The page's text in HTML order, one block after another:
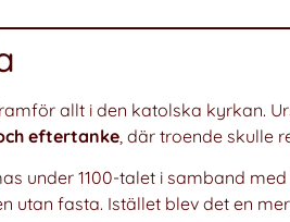
allt i den katolska kyrkan.
eftertanke , där troende skulle
under 1100-talet i samband
utan fasta. Istället blev det en mer